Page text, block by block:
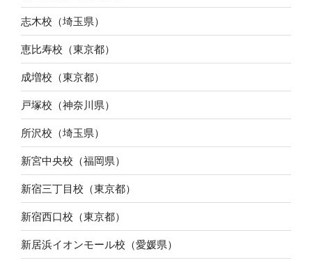
志木校（埼玉県）
恵比寿校（東京都）
成増校（東京都）
戸塚校（神奈川県）
所沢校（埼玉県）
新宮中央校（福岡県）
新宿三丁目校（東京都）
新宿西口校（東京都）
新居浜イオンモール校（愛媛県）